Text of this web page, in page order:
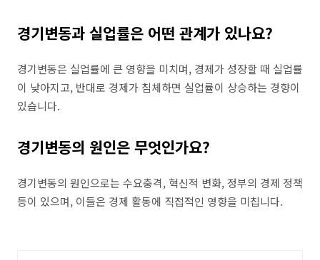
경기변동과 실업률은 어떤 관계가 있나요?
경기변동은 실업률에 큰 영향을 미치며, 경제가 성장할 때 실업률
이 낮아지고, 반대로 경제가 침체하면 실업률이 상승하는 경향이
있습니다.
경기변동의 원인은 무엇인가요?
경기변동의 원인으로는 수요충격, 혁신적 변화, 정부의 경제 정책
등이 있으며, 이들은 경제 활동에 직접적인 영향을 미칩니다.